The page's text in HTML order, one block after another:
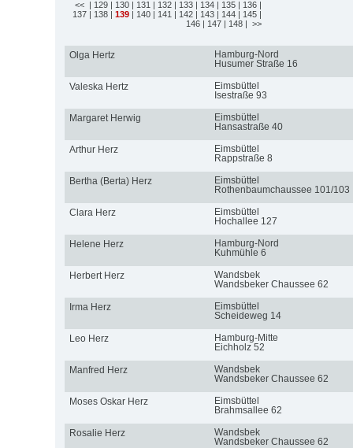
<< | 129 | 130 | 131 | 132 | 133 | 134 | 135 | 136 |
137 | 138 | 139 | 140 | 141 | 142 | 143 | 144 | 145 |
146 | 147 | 148 | >>
Olga Hertz
Hamburg-Nord
Husumer Straße 16
Valeska Hertz
Eimsbüttel
Isestraße 93
Margaret Herwig
Eimsbüttel
Hansastraße 40
Arthur Herz
Eimsbüttel
Rappstraße 8
Bertha (Berta) Herz
Eimsbüttel
Rothenbaumchaussee 101/103
Clara Herz
Eimsbüttel
Hochallee 127
Helene Herz
Hamburg-Nord
Kuhmühle 6
Herbert Herz
Wandsbek
Wandsbeker Chaussee 62
Irma Herz
Eimsbüttel
Scheideweg 14
Leo Herz
Hamburg-Mitte
Eichholz 52
Manfred Herz
Wandsbek
Wandsbeker Chaussee 62
Moses Oskar Herz
Eimsbüttel
Brahmsallee 62
Rosalie Herz
Wandsbek
Wandsbeker Chaussee 62